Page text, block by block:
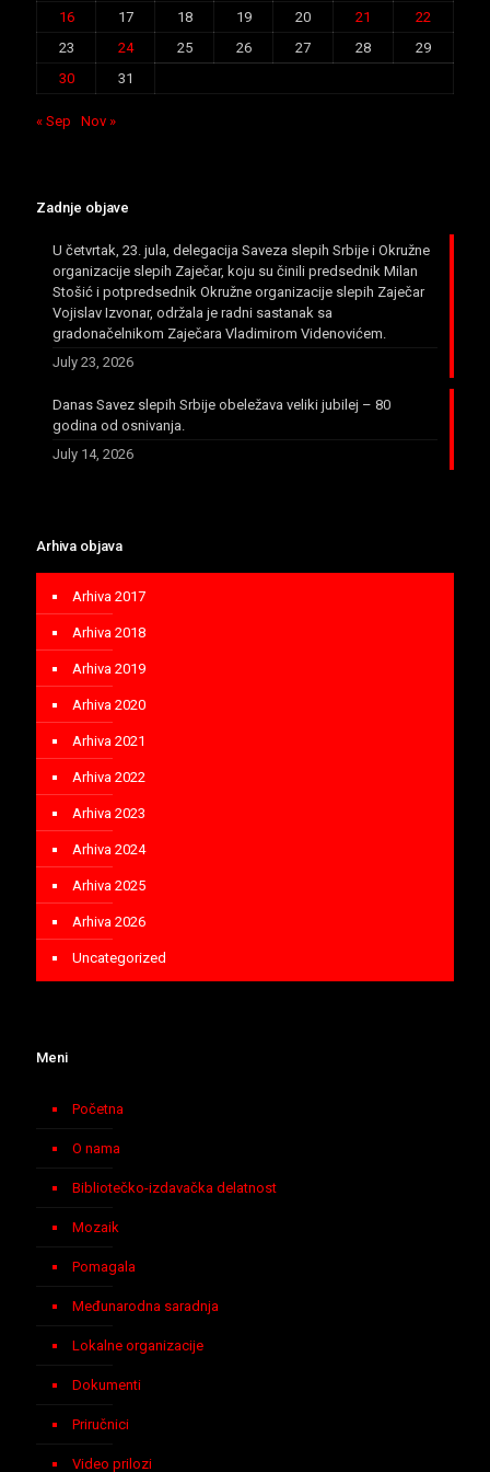
16 17 18 19 20 21
22
23
24 25 26 27 28
29
30
31
« Sep Nov »
Zadnje objave
U četvrtak, 23. jula, delegacija Saveza slepih Srbije i Okružne
organizacije slepih Zaječar, koju su činili predsednik Milan
Stošić i potpredsednik Okružne organizacije slepih Zaječar
Vojislav Izvonar, održala je radni sastanak sa
gradonačelnikom Zaječara Vladimirom Videnovićem.
July 23, 2026
Danas Savez slepih Srbije obeležava veliki jubilej – 80
godina od osnivanja.
July 14, 2026
Arhiva objava
Arhiva 2017
Arhiva 2018
Arhiva 2019
Arhiva 2020
Arhiva 2021
Arhiva 2022
Arhiva 2023
Arhiva 2024
Arhiva 2025
Arhiva 2026
Uncategorized
Meni
Početna
O nama
Bibliotečko-izdavačka delatnost
Mozaik
Pomagala
Međunarodna saradnja
Lokalne organizacije
Dokumenti
Priručnici
Video prilozi